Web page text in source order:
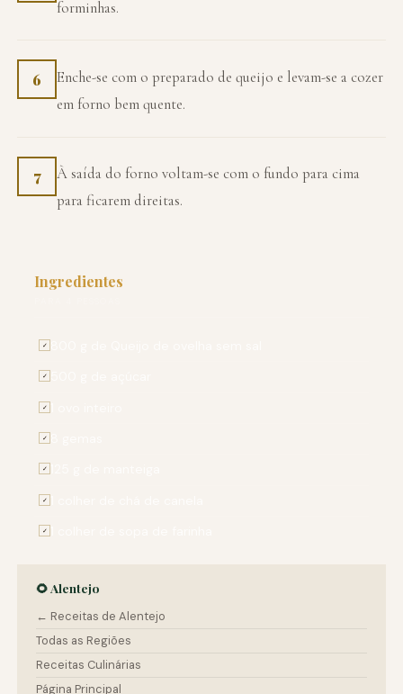
forminhas.
6
Enche-se com o preparado de queijo e levam-se a cozer
em forno bem quente.
7
À saída do forno voltam-se com o fundo para cima
para ficarem direitas.
Ingredientes
✓
✓
✓
✓
✓
✓
✓
🌻 Alentejo
← Receitas de Alentejo
Todas as Regiões
Receitas Culinárias
Página Principal